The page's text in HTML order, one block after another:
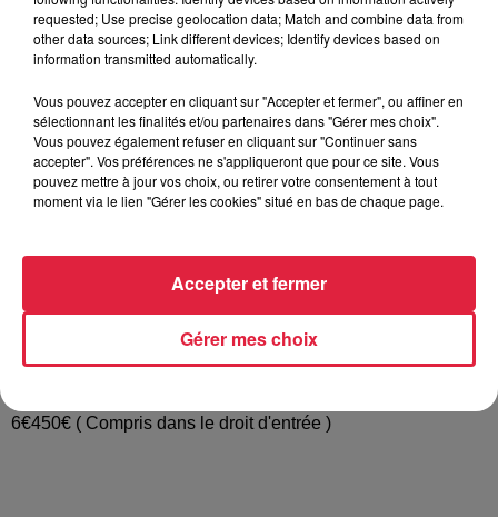
ou leur fonction. Comme en poésie un mot ici la matière
comme sa mise en oeuvre se perçoivent pour leurs qualités
évoquent syntaxe etc. Il y a alors poésie lorsque la banalité
du matériau se trouve transfigurée et que la perception s'en
trouve changée. Une perception qui fait appel à tous nos
sens mais aussi aux rapports à notre mémoire et à
l'expérience que nous avons avec lui. Pour la première fois
Marco et la médiathèque de Barr proposent une exposition
commune en coproduction avec le FRAC Alsace. Au même
moment ces trois lieux vous livrent leur interprétation du
thème « poésie des matériaux » en lien avec leurs
collections respectives. Du samedi 2 Mai au dimanche 30
6€450€ ( Compris dans le droit d'entrée )
requested; Use precise geolocation data; Match and combine data from
other data sources; Link different devices; Identify devices based on
information transmitted automatically.
Vous pouvez accepter en cliquant sur "Accepter et fermer", ou affiner en
sélectionnant les finalités et/ou partenaires dans "Gérer mes choix".
Vous pouvez également refuser en cliquant sur "Continuer sans
accepter". Vos préférences ne s'appliqueront que pour ce site. Vous
pouvez mettre à jour vos choix, ou retirer votre consentement à tout
moment via le lien "Gérer les cookies" situé en bas de chaque page.
Gérer mes choix
Accepter et fermer